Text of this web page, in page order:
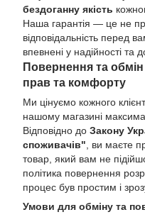
бездоганну якість
Наша гарантія — це не
відповідальність перед
впевнені у надійності та
Повернення та
прав та комфорту
Ми цінуємо кожного
нашому магазині
Відповідно до Закону
споживачів", ви маєте
товар, який вам не
політика повернення
процес був простим і
Умови для обміну та